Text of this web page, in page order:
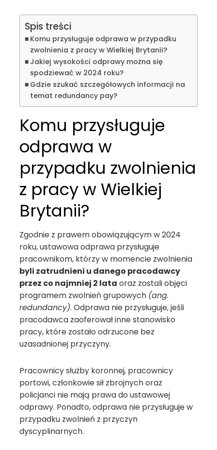
Spis treści
Komu przysługuje odprawa w przypadku
zwolnienia z pracy w Wielkiej Brytanii?
Jakiej wysokości odprawy można się
spodziewać w 2024 roku?
Gdzie szukać szczegółowych informacji na
temat redundancy pay?
Komu przysługuje
odprawa w
przypadku zwolnienia
z pracy w Wielkiej
Brytanii?
Zgodnie z prawem obowiązującym w 2024
roku, ustawowa odprawa przysługuje
pracownikom, którzy w momencie zwolnienia
byli zatrudnieni u danego pracodawcy
przez co najmniej 2 lata oraz zostali objęci
programem zwolnień grupowych (ang.
redundancy). Odprawa nie przysługuje, jeśli
pracodawca zaoferował inne stanowisko
pracy, które zostało odrzucone bez
uzasadnionej przyczyny.
Pracownicy służby koronnej, pracownicy
portowi, członkowie sił zbrojnych oraz
policjanci nie mają prawa do ustawowej
odprawy. Ponadto, odprawa nie przysługuje w
przypadku zwolnień z przyczyn
dyscyplinarnych.